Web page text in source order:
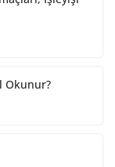
Okunur?